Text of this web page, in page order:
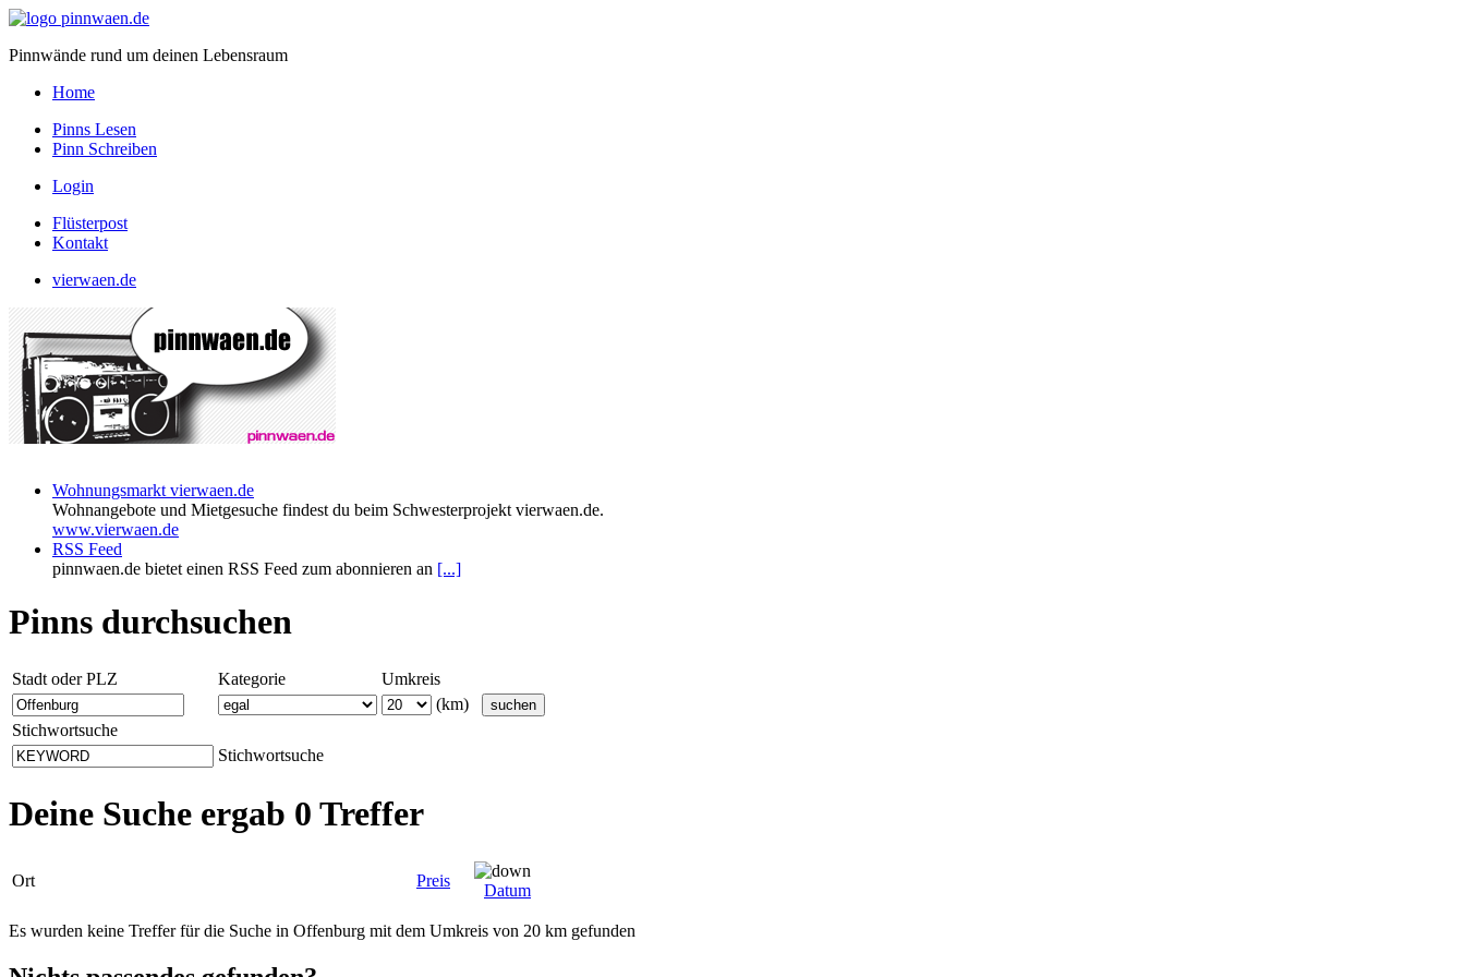
Pinnwände rund um deinen Lebensraum
Home
Pinns Lesen
Pinn Schreiben
Login
Flüsterpost
Kontakt
vierwaen.de
Wohnungsmarkt vierwaen.de
Wohnangebote und Mietgesuche findest du beim Schwesterprojekt vierwaen.de.
www.vierwaen.de
RSS Feed
pinnwaen.de bietet einen RSS Feed zum abonnieren an [...]
Pinns durchsuchen
Stadt oder PLZ Kategorie
Umkreis
(km)
Stichwortsuche
Stichwortsuche
Deine Suche ergab 0 Treffer
Ort Preis
Datum
Es wurden keine Treffer für die Suche in Offenburg mit dem Umkreis von 20 km gefunden